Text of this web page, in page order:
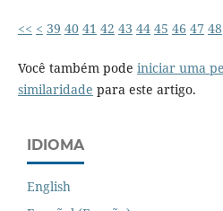
<< < 39 40 41 42 43 44 45 46 47 48
Você também pode iniciar uma
similaridade para este artigo.
IDIOMA
English